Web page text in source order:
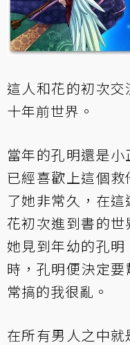
這人和花的初次
十年前世界。
當年的孔明還是
已經喜歡上這個
了她非常久，在
花初次進到書的
她見到年幼的孔
時，孔明便決定
常搞的我很亂。
在所有男人之中